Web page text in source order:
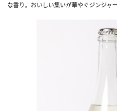
な香り。おいしい集いが華やぐジンジャ